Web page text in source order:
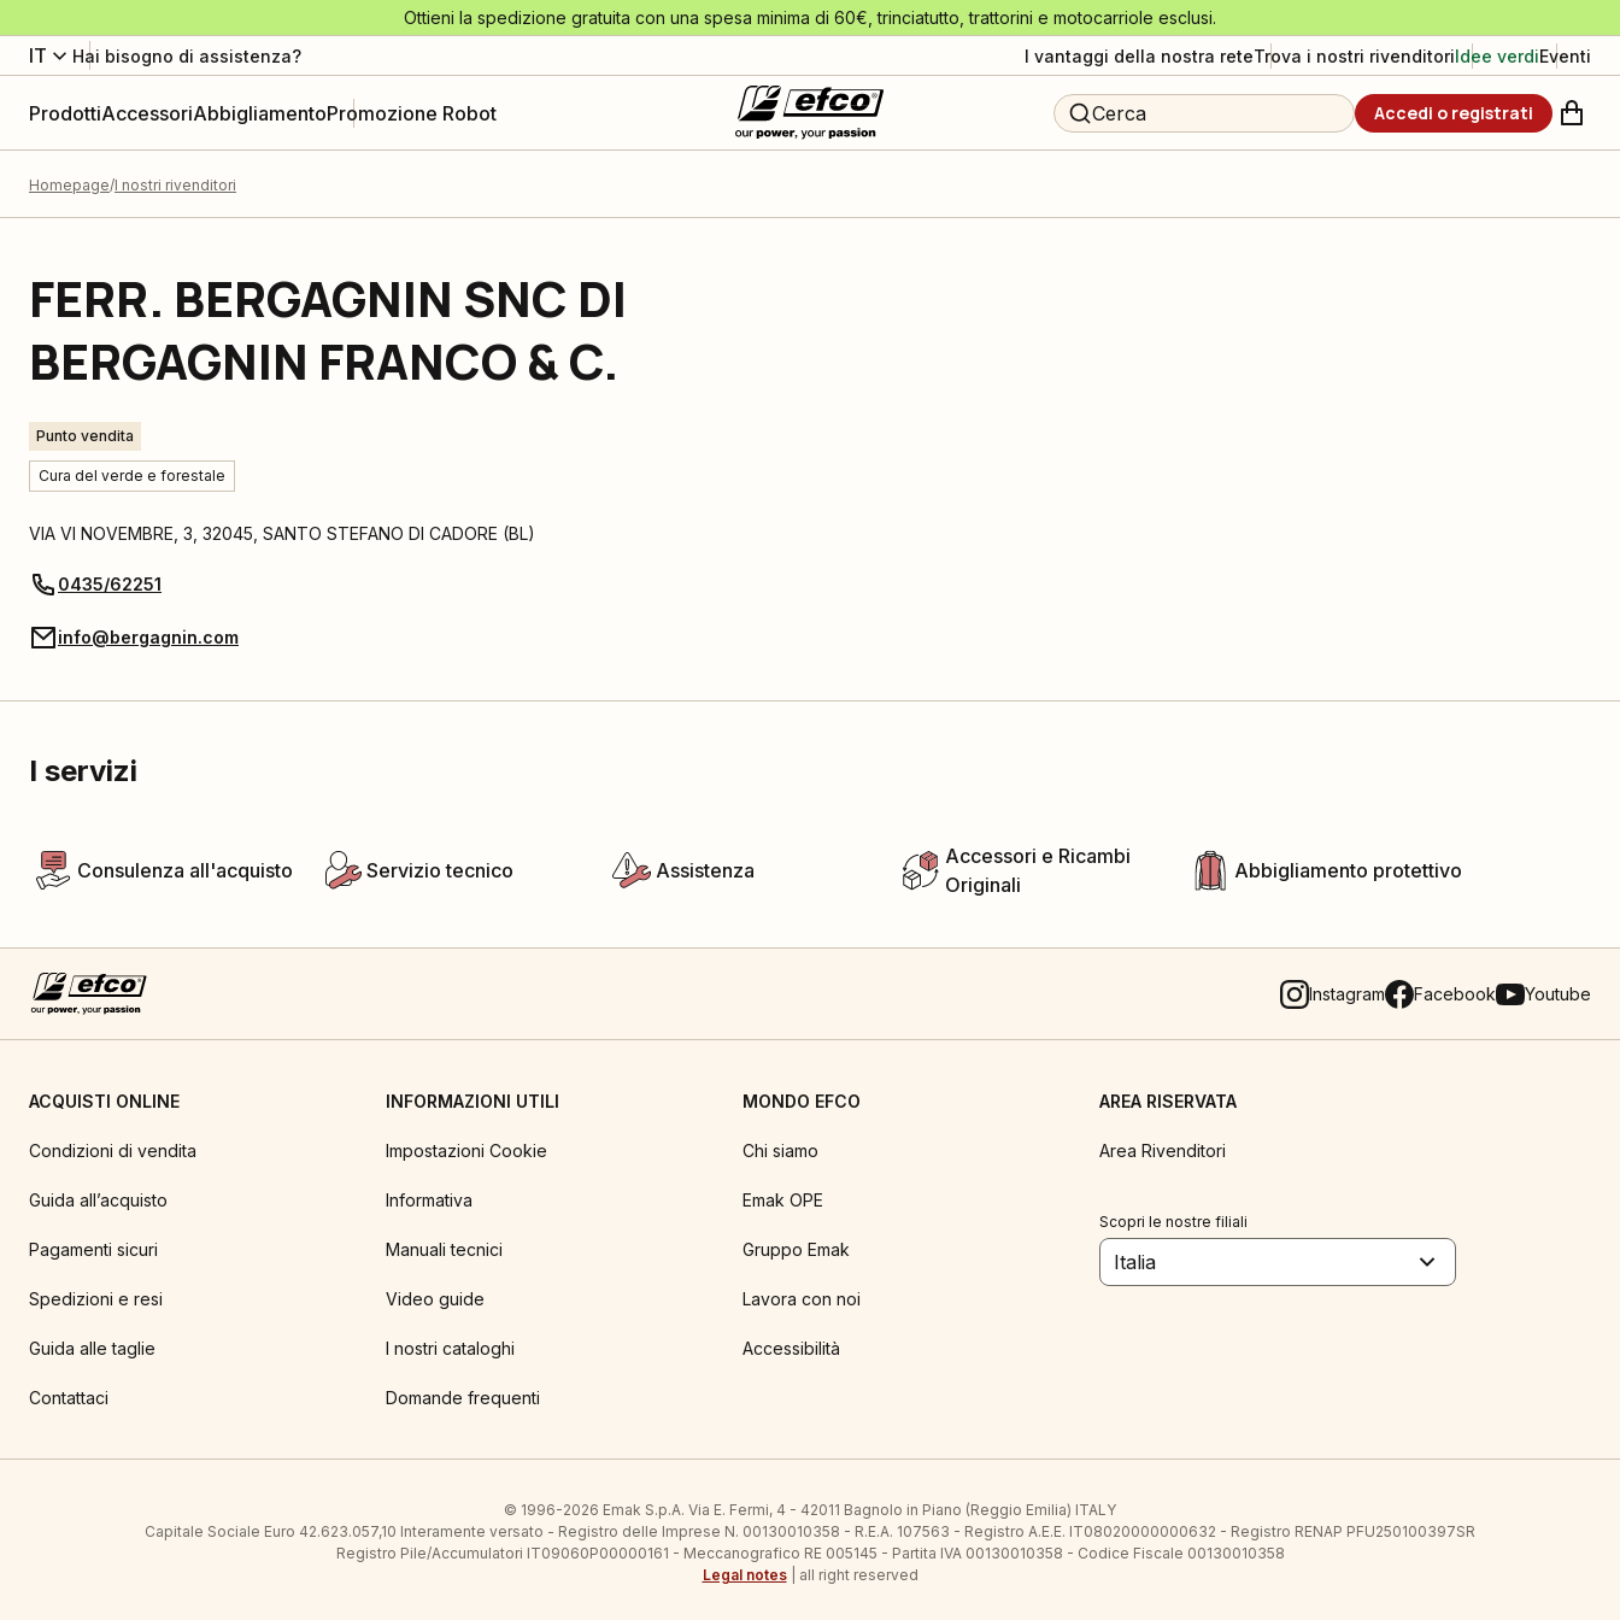
Ottieni la spedizione gratuita con una spesa minima di 60€, trinciatutto, trattorini e motocarriole esclusi.
IT Hai bisogno di assistenza? I vantaggi della nostra reteTrova i nostri rivenditoriIdee verdiEventi
ProdottiAccessoriAbbigliamentoPromozione Robot Cerca Accedi o registrati
Homepage I nostri rivenditori
FERR. BERGAGNIN SNC DI
BERGAGNIN FRANCO & C.
Punto vendita
Cura del verde e forestale
VIA VI NOVEMBRE, 3 32045 SANTO STEFANO DI CADORE (BL)
0435/62251
info@bergagnin.com
I servizi
Consulenza all'acquisto Servizio tecnico Assistenza
Accessori e Ricambi
Originali
Abbigliamento protettivo
Instagram Facebook Youtube
ACQUISTI ONLINE
Condizioni di vendita
Guida all’acquisto
Pagamenti sicuri
Spedizioni e resi
Guida alle taglie
Contattaci
INFORMAZIONI UTILI
Impostazioni Cookie
Informativa
Manuali tecnici
Video guide
I nostri cataloghi
Domande frequenti
MONDO EFCO
Chi siamo
Emak OPE
Gruppo Emak
Lavora con noi
Accessibilità
AREA RISERVATA
Area Rivenditori
Scopri le nostre filiali
Italia
© 1996-2026 Emak S.p.A. Via E. Fermi, 4 - 42011 Bagnolo in Piano (Reggio Emilia) ITALY
Capitale Sociale Euro 42.623.057,10 Interamente versato - Registro delle Imprese N. 00130010358 - R.E.A. 107563 - Registro A.E.E. IT08020000000632 - Registro RENAP PFU250100397SR
Registro Pile/Accumulatori IT09060P00000161 - Meccanografico RE 005145 - Partita IVA 00130010358 - Codice Fiscale 00130010358
Legal notes| all right reserved